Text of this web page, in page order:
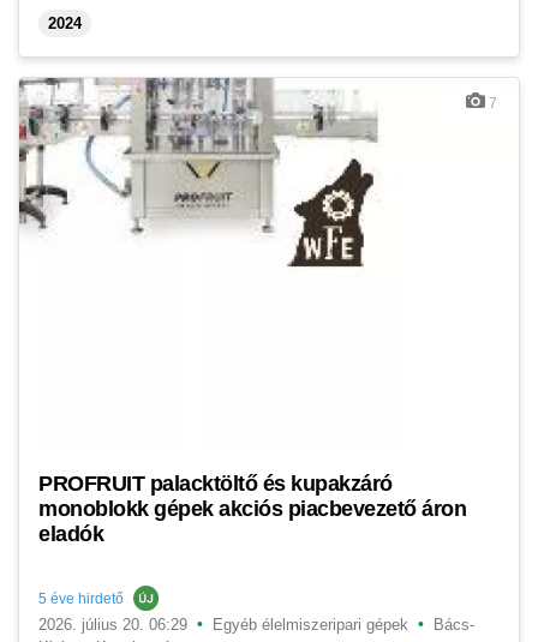
2024
7
PROFRUIT palacktöltő és kupakzáró
monoblokk gépek akciós piacbevezető áron
eladók
5 éve hirdető
2026. július 20. 06:29 • Egyéb élelmiszeripari gépek • Bács-